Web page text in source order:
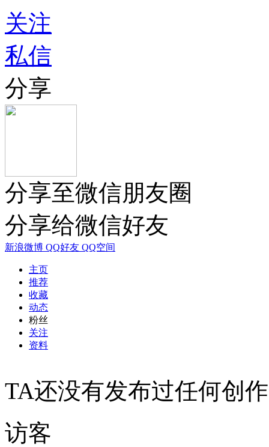
关注
私信
分享
分享至微信朋友圈
分享给微信好友
新浪微博 QQ好友 QQ空间
主页
推荐
收藏
动态
粉丝
关注
资料
TA还没有发布过任何创作
访客